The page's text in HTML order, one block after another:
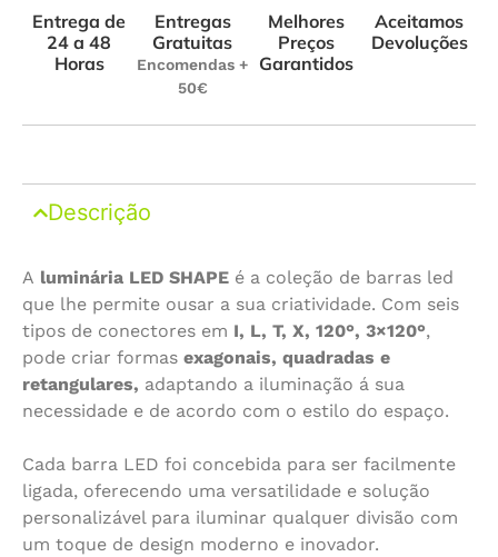
Entrega de
24 a 48
Horas
Entregas
Gratuitas
Encomendas +
50€
Melhores
Preços
Garantidos
Aceitamos
Devoluções
Descrição
A luminária LED SHAPE é a coleção de barras led
que lhe permite ousar a sua criatividade. Com seis
tipos de conectores em I, L, T, X, 120°, 3×120°,
pode criar formas exagonais, quadradas e
retangulares, adaptando a iluminação á sua
necessidade e de acordo com o estilo do espaço.
Cada barra LED foi concebida para ser facilmente
ligada, oferecendo uma versatilidade e solução
personalizável para iluminar qualquer divisão com
um toque de design moderno e inovador.